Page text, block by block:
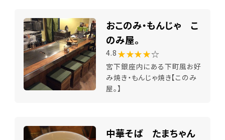
おこのみ・もんじゃ こ
のみ屋。
4.8 ★★★★☆
宮下銀座内にある下町風お好
み焼き・もんじゃ焼き【このみ
屋。】
中華そば たまちゃん